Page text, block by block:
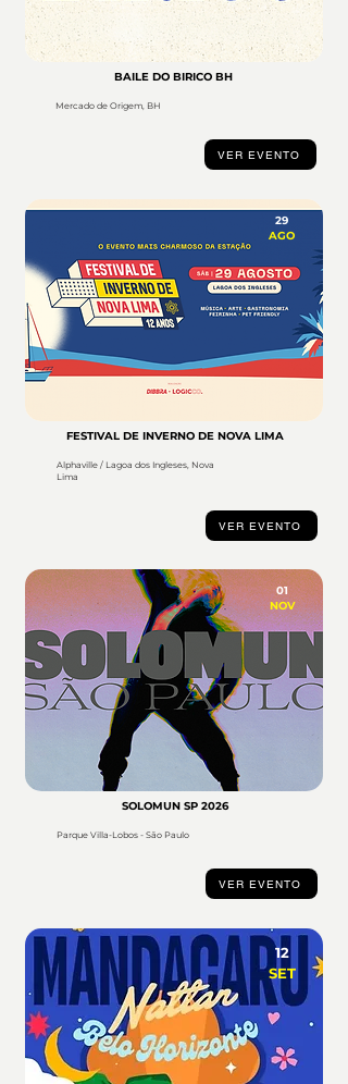
BAILE DO BIRICO BH
Mercado de Origem, BH
VER EVENTO
29
AGO
FESTIVAL DE INVERNO DE NOVA LIMA
Alphaville / Lagoa dos Ingleses, Nova
Lima
VER EVENTO
01
NOV
SOLOMUN SP 2026
Parque Villa-Lobos - São Paulo
VER EVENTO
12
SET